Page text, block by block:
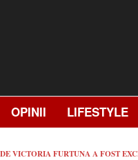
OPINII LIFESTYLE
VICTORIA FURTUNA A FOST